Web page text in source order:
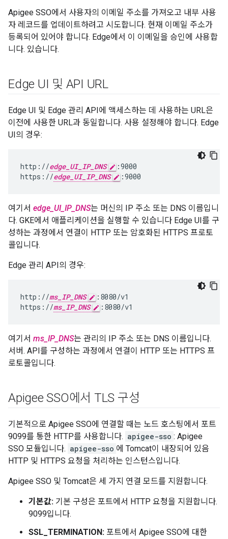
Apigee SSO에서 사용자의 이메일 주소를 가져오고 내부 사용
자 레코드를 업데이트하려고 시도합니다. 현재 이메일 주소가
등록되어 있어야 합니다. Edge에서 이 이메일을 승인에 사용합
니다. 있습니다.
Edge UI 및 API URL
Edge UI 및 Edge 관리 API에 액세스하는 데 사용하는 URL은
이전에 사용한 URL과 동일합니다. 사용 설정해야 합니다. Edge
UI의 경우:
http://edge_UI_IP_DNS
:9000
https://edge_UI_IP_DNS :9000
여기서 edge_UI_IP_DNS는 머신의 IP 주소 또는 DNS 이름입니
다. GKE에서 애플리케이션을 실행할 수 있습니다 Edge UI를 구
성하는 과정에서 연결이 HTTP 또는 암호화된 HTTPS 프로토
콜입니다.
Edge 관리 API의 경우:
http://ms_IP_DNS
:8080/v1
https://ms_IP_DNS :8080/v1
여기서 ms_IP_DNS는 관리의 IP 주소 또는 DNS 이름입니다.
서버. API를 구성하는 과정에서 연결이 HTTP 또는 HTTPS 프
로토콜입니다.
Apigee SSO에서 TLS 구성
기본적으로 Apigee SSO에 연결할 때는 노드 호스팅에서 포트
9099를 통한 HTTP를 사용합니다. apigee-sso : Apigee
SSO 모듈입니다. apigee-sso 에 Tomcat이 내장되어 있음
HTTP 및 HTTPS 요청을 처리하는 인스턴스입니다.
Apigee SSO 및 Tomcat은 세 가지 연결 모드를 지원합니다.
기본값: 기본 구성은 포트에서 HTTP 요청을 지원합니다.
9099입니다.
SSL_TERMINATION: 포트에서 Apigee SSO에 대한